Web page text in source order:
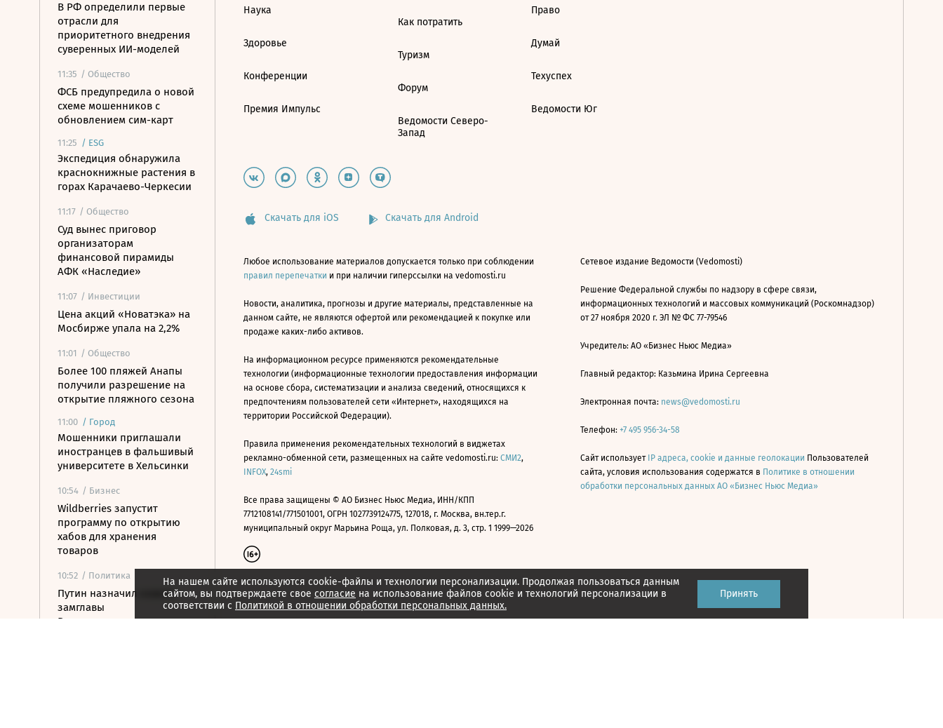
В РФ определили первые
отрасли для
приоритетного внедрения
суверенных ИИ-моделей
11:35 / Общество
ФСБ предупредила о новой
схеме мошенников с
обновлением сим-карт
11:25 / ESG
Экспедиция обнаружила
краснокнижные растения в
горах Карачаево-Черкесии
11:17 / Общество
Суд вынес приговор
организаторам
финансовой пирамиды
АФК «Наследие»
11:07 / Инвестиции
Цена акций «Новатэка» на
Мосбирже упала на 2,2%
11:01 / Общество
Более 100 пляжей Анапы
получили разрешение на
открытие пляжного сезона
11:00 / Город
Мошенники приглашали
иностранцев в фальшивый
университете в Хельсинки
10:54 / Бизнес
Wildberries запустит
программу по открытию
хабов для хранения
товаров
10:52 / Политика
Путин назначил нового
замглавы
Россотрудничества
На нашем сайте используются cookie-файлы и технологии персонализации. Продолжая пользоваться данным
сайтом, вы подтверждаете свое согласие на использование файлов cookie и технологий персонализации в
соответствии с Политикой в отношении обработки персональных данных.
Принять
Наука
Здоровье
Конференции
Премия Импульс
Как потратить
Туризм
Форум
Ведомости Северо-
Запад
Право
Думай
Техуспех
Ведомости Юг
Скачать для iOS Скачать для Android
Любое использование материалов допускается только при соблюдении
правил перепечатки и при наличии гиперссылки на vedomosti.ru
Новости, аналитика, прогнозы и другие материалы, представленные на
данном сайте, не являются офертой или рекомендацией к покупке или
продаже каких-либо активов.
На информационном ресурсе применяются рекомендательные
технологии (информационные технологии предоставления информации
на основе сбора, систематизации и анализа сведений, относящихся к
предпочтениям пользователей сети «Интернет», находящихся на
территории Российской Федерации).
Правила применения рекомендательных технологий в виджетах
рекламно-обменной сети, размещенных на сайте vedomosti.ru: СМИ2,
INFOX, 24smi
Все права защищены © АО Бизнес Ньюс Медиа, ИНН/КПП
7712108141/771501001, ОГРН 1027739124775, 127018, г. Москва, вн.тер.г.
муниципальный округ Марьина Роща, ул. Полковая, д. 3, стр. 1 1999—2026
Сетевое издание Ведомости (Vedomosti)
Решение Федеральной службы по надзору в сфере связи,
информационных технологий и массовых коммуникаций (Роскомнадзор)
от 27 ноября 2020 г. ЭЛ № ФС 77-79546
Учредитель: АО «Бизнес Ньюс Медиа»
Главный редактор: Казьмина Ирина Сергеевна
Электронная почта: news@vedomosti.ru
Телефон: +7 495 956-34-58
Сайт использует IP адреса, cookie и данные геолокации Пользователей
сайта, условия использования содержатся в Политике в отношении
обработки персональных данных АО «Бизнес Ньюс Медиа»